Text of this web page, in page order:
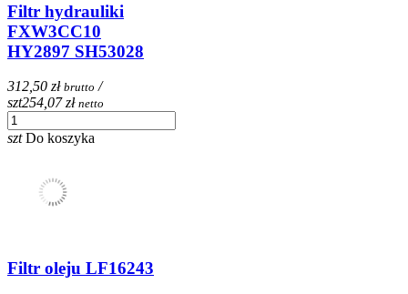
Filtr hydrauliki
FXW3CC10
HY2897 SH53028
312,50 zł brutto /
szt254,07 zł netto
szt Do koszyka
Filtr oleju LF16243